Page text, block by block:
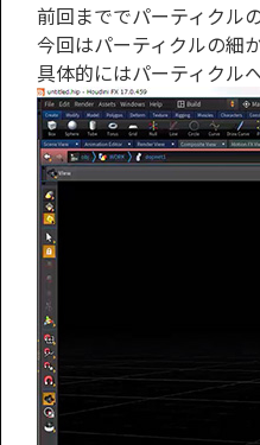
前回まででパーティクル
今回はパーティクルの細
具体的にはパーティクル